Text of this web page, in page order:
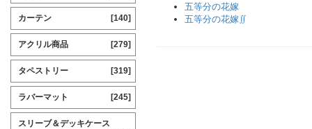
五等分の花嫁
五等分の花嫁∬
カーテン [140]
アクリル商品 [279]
タペストリー [319]
ラバーマット [245]
スリーブ＆デッキケース